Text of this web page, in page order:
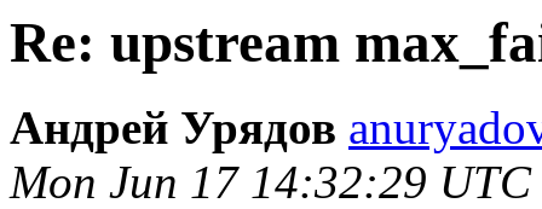
Re: upstream
Андрей Урядов
Mon Jun 17 14:32:29 UTC